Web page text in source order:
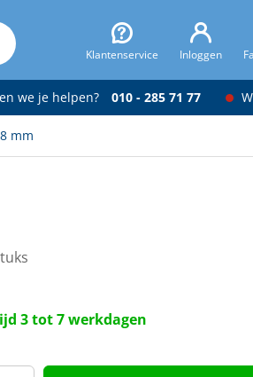
Klantenservice Inloggen
we je helpen? 010 - 285 71 77
mm
3 tot 7 werkdagen